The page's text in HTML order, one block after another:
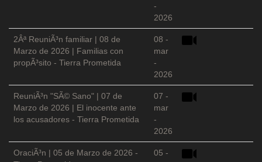
-
2026
2Âª ReuniÃ³n familiar | 08 de
Marzo de 2026 | Familias con
propÃ³sito - Tierra Prometida
08 -
mar
-
2026
ReuniÃ³n "SÃ© Sano" | 07 de
Marzo de 2026 | El inocente ante
los acusadores - Tierra Prometida
07 -
mar
-
2026
OraciÃ³n | 05 de Marzo de 2026 -
05 -